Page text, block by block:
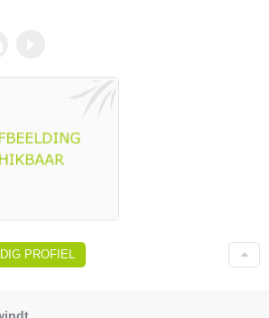
PROFIEL